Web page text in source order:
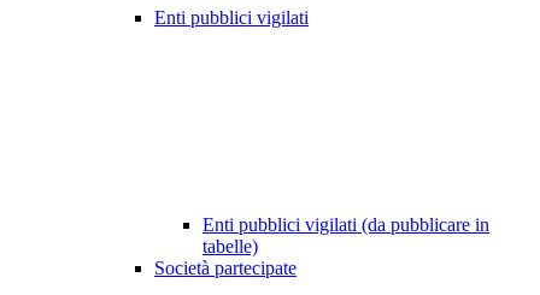
Enti pubblici vigilati
Enti pubblici vigilati (da pubblicare in
tabelle)
Società partecipate